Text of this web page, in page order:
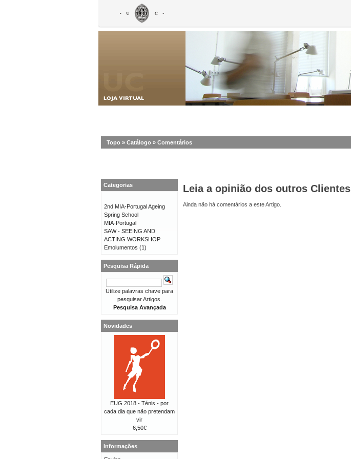
Topo » Catálogo » Comentários
Leia a opinião dos outros Clientes
Ainda não há comentários a este Artigo.
Categorias
2nd MIA-Portugal Ageing
Spring School
MIA-Portugal
SAW - SEEING AND
ACTING WORKSHOP
Emolumentos (1)
Pesquisa Rápida
Utilize palavras chave para
pesquisar Artigos.
Pesquisa Avançada
Novidades
EUG 2018 - Ténis - por
cada dia que não pretendam
vir
6,50€
Informações